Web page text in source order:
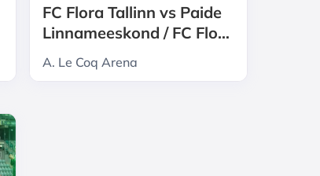
FC Flora Tallinn vs Paide
Linnameeskond / FC Flora
Tallinn kodumängud 2026
A. Le Coq Arena